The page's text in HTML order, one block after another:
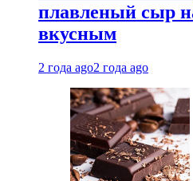
плавленый сыр
вкусным
2 года ago2 года ago